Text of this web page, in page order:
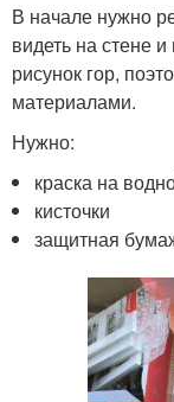
В начале нужно
видеть на стене
рисунок гор,
материалами.
Нужно:
краска на
кисточки
защитная